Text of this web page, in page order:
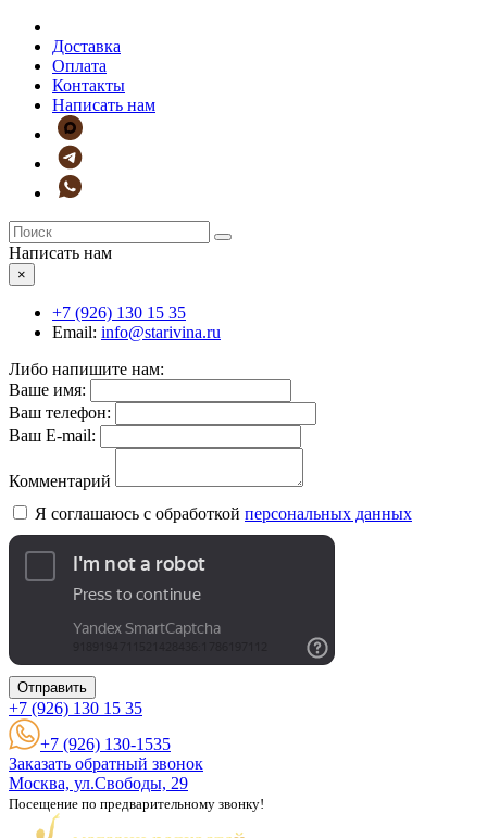
Доставка
Оплата
Контакты
Написать нам
Написать нам
×
+7 (926) 130 15 35
Email: info@starivina.ru
Либо напишите нам:
Ваше имя:
Ваш телефон:
Ваш E-mail:
Комментарий
Я соглашаюсь с обработкой персональных данных
Отправить
+7 (926) 130 15 35
+7 (926) 130-1535
Заказать обратный звонок
Москва, ул.Свободы, 29
Посещение по предварительному звонку!